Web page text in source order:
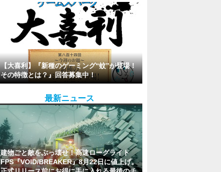
【大喜利】『新種のゲーミング“蚊”が登場！
その特徴とは？』回答募集中！
最新ニュース
建物ごと敵をぶっ壊せ！高速ローグライト
FPS『VOID/BREAKER』8月22日に値上げ。